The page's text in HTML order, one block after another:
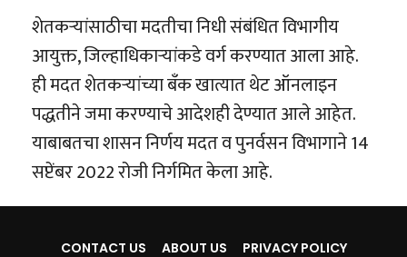
शेतकऱ्यांसाठीचा मदतीचा निधी संबंधित विभागीय
आयुक्त, जिल्हाधिकाऱ्यांकडे वर्ग करण्यात आला आहे.
ही मदत शेतकऱ्यांच्या बँक खात्यात थेट ऑनलाइन
पद्धतीने जमा करण्याचे आदेशही देण्यात आले आहेत.
याबाबतचा शासन निर्णय मदत व पुनर्वसन विभागाने 14
सप्टेंबर 2022 रोजी निर्गमित केला आहे.
CONTACT US ABOUT US PRIVACY POLICY